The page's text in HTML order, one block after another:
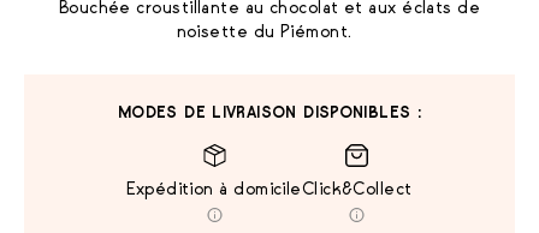
Bouchée croustillante au chocolat et aux éclats de
noisette du Piémont.
MODES DE LIVRAISON DISPONIBLES :
Expédition à domicileClick&Collect